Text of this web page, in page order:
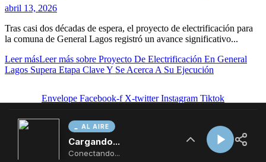
AL AIRE
Cargando...
Conectando...